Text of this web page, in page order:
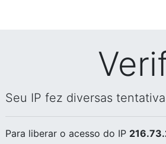
Seu IP fez diversas
Para liberar o acesso do IP